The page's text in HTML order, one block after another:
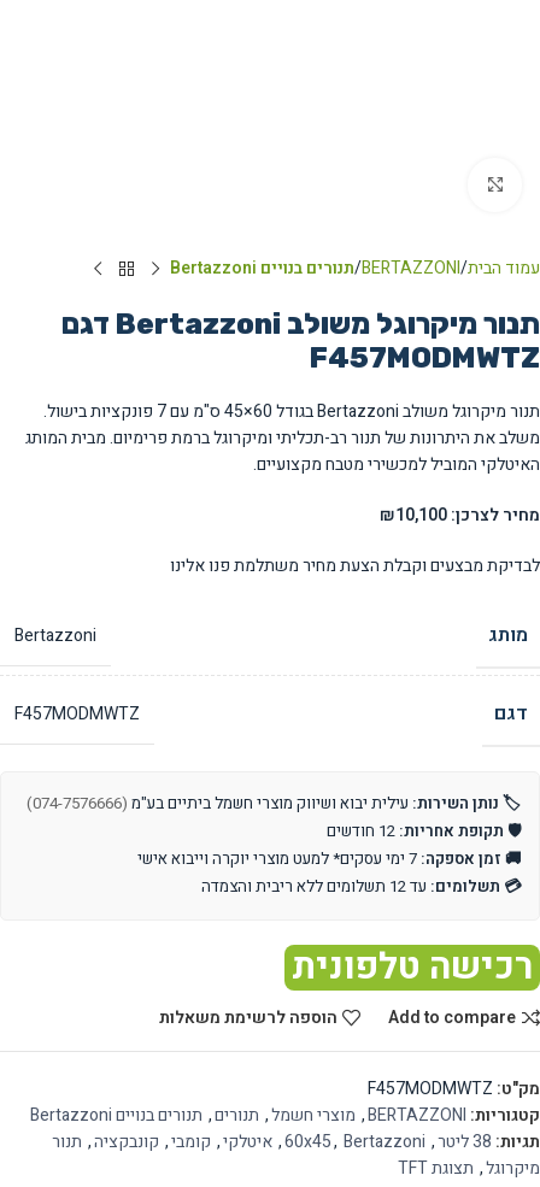
עמוד הבית BERTAZZONI תנורים בנויים Bertazzoni
תנור מיקרוגל משולב Bertazzoni דגם
F457MODMWTZ
תנור מיקרוגל משולב Bertazzoni בגודל 60×45 ס"מ עם 7 פונקציות בישול.
משלב את היתרונות של תנור רב-תכליתי ומיקרוגל ברמת פרימיום. מבית המותג
האיטלקי המוביל למכשירי מטבח מקצועיים.
מחיר לצרכן: ₪10,100
לבדיקת מבצעים וקבלת הצעת מחיר משתלמת פנו אלינו
מותג Bertazzoni
דגם F457MODMWTZ
🏷️ נותן השירות: עילית יבוא ושיווק מוצרי חשמל ביתיים בע"מ (074-7576666)
🛡️ תקופת אחריות:
🚚 זמן אספקה:
💳 תשלומים: עד 12 תשלומים ללא ריבית והצמדה
רכישה טלפונית
Add to compare הוספה לרשימת משאלות
מק"ט: F457MODMWTZ
קטגוריות: BERTAZZONI
, מוצרי חשמל, תנורים, תנורים בנויים Bertazzoni
תגיות: 38 ליטר ,
60x45, Bertazzoni
, איטלקי, קומבי, קונבקציה, תנור
מיקרוגל, תצוגת TFT